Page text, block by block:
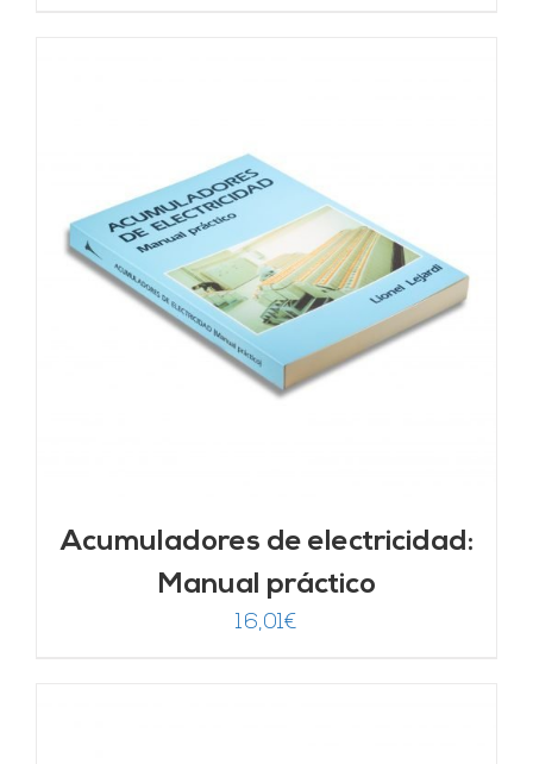
Acumuladores de electricidad:
Manual práctico
16,01€